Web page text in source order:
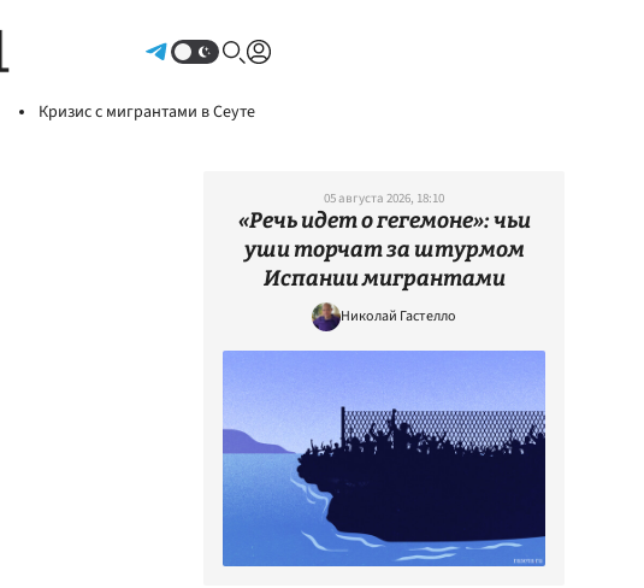
Кризис с мигрантами в Сеуте
05 августа 2026, 18:10
«Речь идет о гегемоне»: чьи
уши торчат за штурмом
Испании мигрантами
Николай Гастелло